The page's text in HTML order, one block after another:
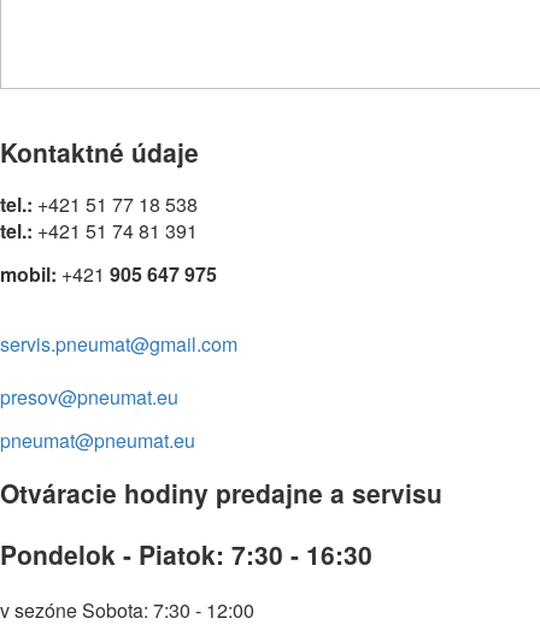
Kontaktné údaje
tel.: +421 51 77 18 538
tel.: +421 51 74 81 391
mobil: +421 905 647 975
servis.pneumat@gmail.com
presov@pneumat.eu
pneumat@pneumat.eu
Otváracie hodiny predajne a servisu
Pondelok - Piatok: 7:30 - 16:30
v sezóne Sobota: 7:30 - 12:00